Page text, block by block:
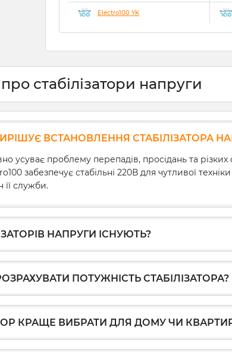
Electro100 YK
стабілізатори напруги
ВСТАНОВЛЕННЯ СТАБІЛІЗАТОРА
усуває проблему перепадів, просідань та
забезпечує стабільні 220В для чутливої
служби.
НАПРУГИ ІСНУЮТЬ?
ПОТУЖНІСТЬ СТАБІЛІЗАТОРА?
КРАЩЕ ВИБРАТИ ДЛЯ ДОМУ ЧИ